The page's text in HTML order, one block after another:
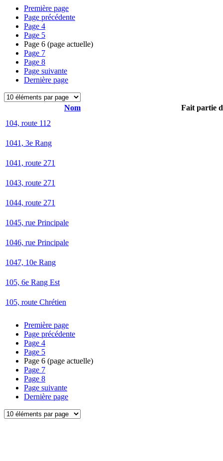
Première page
Page précédente
Page 4
Page 5
Page 6 (page actuelle)
Page 7
Page 8
Page suivante
Dernière page
Nom
Fait partie
104, route 112
1041, 3e Rang
1041, route 271
1043, route 271
1044, route 271
1045, rue Principale
1046, rue Principale
1047, 10e Rang
105, 6e Rang Est
105, route Chrétien
Première page
Page précédente
Page 4
Page 5
Page 6 (page actuelle)
Page 7
Page 8
Page suivante
Dernière page